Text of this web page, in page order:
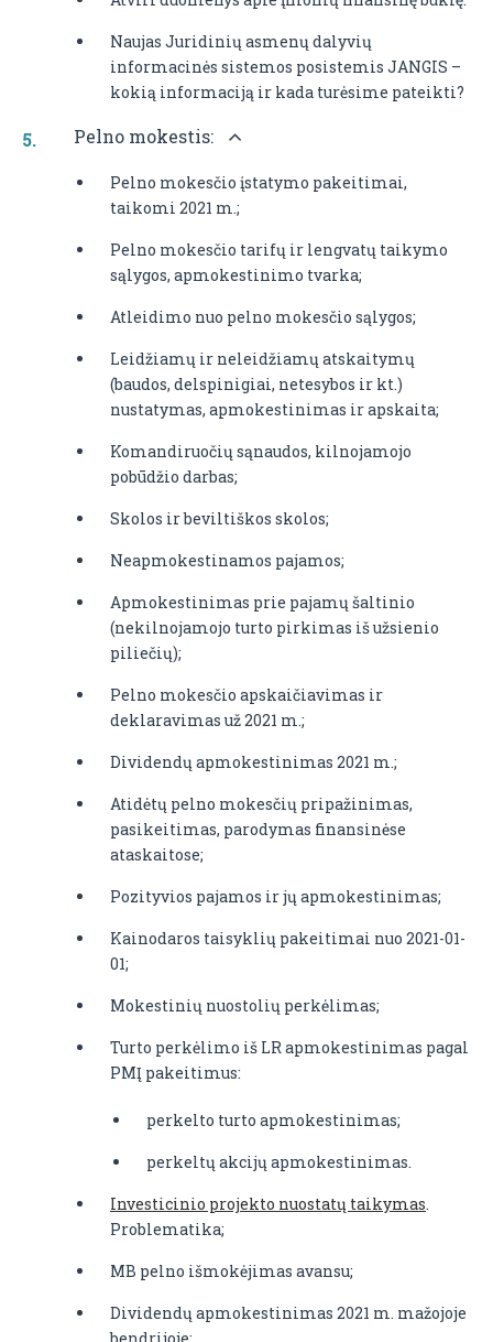
Naujas Juridinių asmenų dalyvių
informacinės sistemos posistemis JANGIS –
kokią informaciją ir kada turėsime pateikti?
Pelno mokestis:
Pelno mokesčio įstatymo pakeitimai,
taikomi 2021 m.;
Pelno mokesčio tarifų ir lengvatų taikymo
sąlygos, apmokestinimo tvarka;
Atleidimo nuo pelno mokesčio sąlygos;
Leidžiamų ir neleidžiamų atskaitymų
(baudos, delspinigiai, netesybos ir kt.)
nustatymas, apmokestinimas ir apskaita;
Komandiruočių sąnaudos, kilnojamojo
pobūdžio darbas;
Skolos ir beviltiškos skolos;
Neapmokestinamos pajamos;
Apmokestinimas prie pajamų šaltinio
(nekilnojamojo turto pirkimas iš užsienio
piliečių);
Pelno mokesčio apskaičiavimas ir
deklaravimas už 2021 m.;
Dividendų apmokestinimas 2021 m.;
Atidėtų pelno mokesčių pripažinimas,
pasikeitimas, parodymas finansinėse
ataskaitose;
Pozityvios pajamos ir jų apmokestinimas;
Kainodaros taisyklių pakeitimai nuo 2021-01-
01;
Mokestinių nuostolių perkėlimas;
Turto perkėlimo iš LR apmokestinimas pagal
PMĮ pakeitimus:
perkelto turto apmokestinimas;
perkeltų akcijų apmokestinimas.
Investicinio projekto nuostatų taikymas.
Problematika;
MB pelno išmokėjimas avansu;
Dividendų apmokestinimas 2021 m. mažojoje